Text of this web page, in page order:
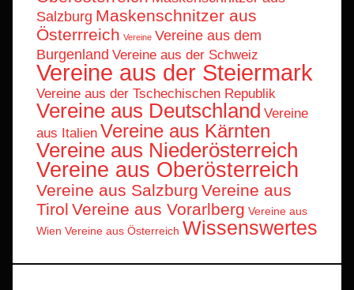
Salzburg Maskenschnitzer aus
Österrreich Vereine Vereine aus dem
Burgenland Vereine aus der Schweiz
Vereine aus der Steiermark
Vereine aus der Tschechischen Republik
Vereine aus Deutschland Vereine
aus Italien Vereine aus Kärnten
Vereine aus Niederösterreich
Vereine aus Oberösterreich
Vereine aus Salzburg Vereine aus
Tirol Vereine aus Vorarlberg Vereine aus
Wien Vereine aus Österreich Wissenswertes